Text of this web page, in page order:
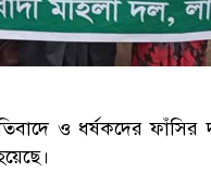
ও ধর্ষকদের